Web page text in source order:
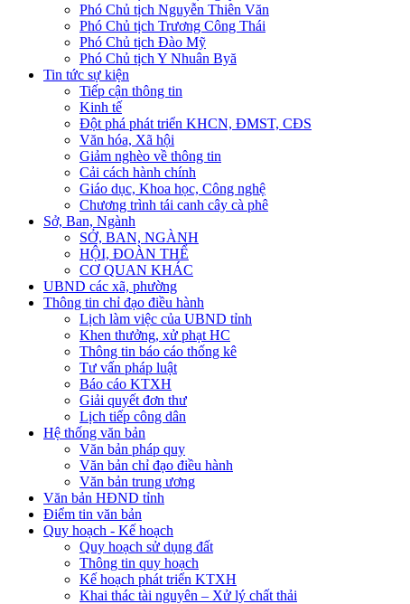
Phó Chủ tịch Nguyễn Thiên Văn
Phó Chủ tịch Trương Công Thái
Phó Chủ tịch Đào Mỹ
Phó Chủ tịch Y Nhuân Byă
Tin tức sự kiện
Tiếp cận thông tin
Kinh tế
Đột phá phát triển KHCN, ĐMST, CĐS
Văn hóa, Xã hội
Giảm nghèo về thông tin
Cải cách hành chính
Giáo dục, Khoa học, Công nghệ
Chương trình tái canh cây cà phê
Sở, Ban, Ngành
SỞ, BAN, NGÀNH
HỘI, ĐOÀN THỂ
CƠ QUAN KHÁC
UBND các xã, phường
Thông tin chỉ đạo điều hành
Lịch làm việc của UBND tỉnh
Khen thưởng, xử phạt HC
Thông tin báo cáo thống kê
Tư vấn pháp luật
Báo cáo KTXH
Giải quyết đơn thư
Lịch tiếp công dân
Hệ thống văn bản
Văn bản pháp quy
Văn bản chỉ đạo điều hành
Văn bản trung ương
Văn bản HĐND tỉnh
Điểm tin văn bản
Quy hoạch - Kế hoạch
Quy hoạch sử dụng đất
Thông tin quy hoạch
Kế hoạch phát triển KTXH
Khai thác tài nguyên – Xử lý chất thải